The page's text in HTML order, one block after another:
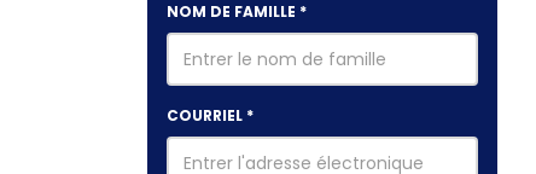
NOM DE FAMILLE *
COURRIEL *